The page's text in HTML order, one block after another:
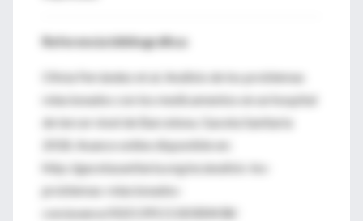
Referencia bibliográfica:
Olivia Ferrández et al. Análisis de los problemas
relacionados con los medicamentos en un hospital
de tercer nivel de Barcelona. Gaceta Sanitaria
2018. Avance online disponible en:
http://gacetasanitaria.org/es/analisis-los-
problemas-relacionados-
con/avance/S0213911118300438/